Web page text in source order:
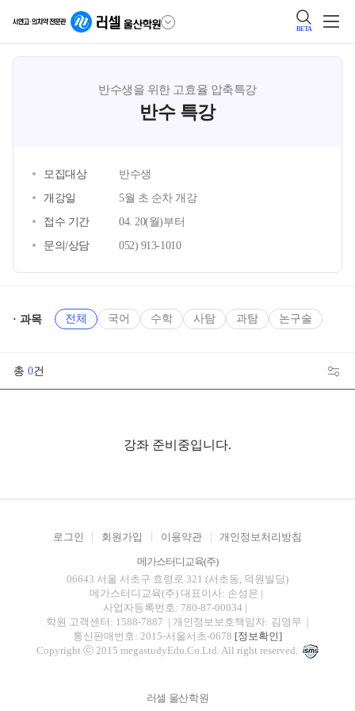
BETA
반수생을 위한 고효율 압축특강
반수 특강
모집대상
반수생
개강일
5월 초 순차 개강
접수 기간
04. 20(월)부터
문의/상담
052) 913-1010
과목 전체 국어 수학 사탐 과탐 논구술
총 0건
강좌 준비중입니다.
로그인 회원가입 이용약관 개인정보처리방침
메가스터디교육(주)
06643 서울 서초구 효령로 321 (서초동, 덕원빌딩)
메가스터디교육(주) 대표이사: 손성은 |
사업자등록번호: 780-87-00034 |
학원 고객센터: 1588-7887 | 개인정보보호책임자: 김영무 |
통신판매번호: 2015-서울서초-0678 [정보확인]
Copyright ⓒ 2015 megastudyEdu.Co.Ltd. All right reserved.
러셀 울산학원